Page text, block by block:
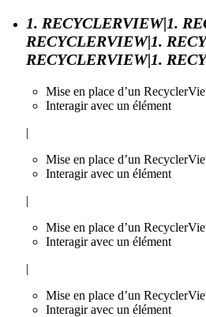
1. RECYCLERVIEW|1.
RECYCLERVIEW|1.
RECYCLERVIEW|1.
Mise en place d’un
Interagir avec un élément
|
Mise en place d’un
Interagir avec un élément
|
Mise en place d’un
Interagir avec un élément
|
Mise en place d’un
Interagir avec un élément